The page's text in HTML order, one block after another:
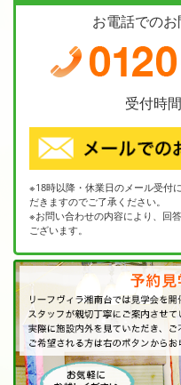
お電話での
受付時
※18時以降・休業日のメール受付
だきますのでご了承ください。
※お問い合わせの内容により、回
ございます。